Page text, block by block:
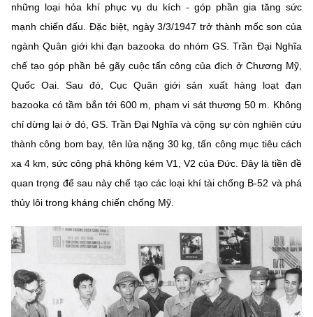
Cơ quan chủ quản: Bộ Khoa học và Công nghệ (MST)
Chịu trách nhiệm nội dung: Nguyễn Thị Hải Hằng
Giám đốc Trung tâm Truyền thông Khoa học và Công nghệ.
Liên hệ
Địa chỉ: Ban Biên tập Cổng TTĐT - 18 Nguyễn Du, TP. Hà Nội
Email:stc@mst.gov.vn
©2026 Bản quyền thuộc Bộ Khoa Học và Công Nghệ
(Ghi rõ nguồn "https://mst.gov.vn" khi phát hành lại thông tin từ
website này)
những loại hỏa khí phục vụ du kích - góp phần gia tăng sức
mạnh chiến đấu. Đặc biệt, ngày 3/3/1947 trở thành mốc son của
ngành Quân giới khi đạn bazooka do nhóm GS. Trần Đại Nghĩa
chế tạo góp phần bẻ gãy cuộc tấn công của địch ở Chương Mỹ,
Quốc Oai. Sau đó, Cục Quân giới sản xuất hàng loạt đạn
bazooka có tầm bắn tới 600 m, phạm vi sát thương 50 m. Không
chỉ dừng lại ở đó, GS. Trần Đại Nghĩa và cộng sự còn nghiên cứu
thành công bom bay, tên lửa nặng 30 kg, tấn công mục tiêu cách
xa 4 km, sức công phá không kém V1, V2 của Đức. Đây là tiền đề
quan trọng để sau này chế tạo các loại khí tài chống B-52 và phá
thủy lôi trong kháng chiến chống Mỹ.